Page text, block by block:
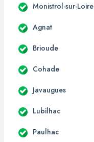
Monistrol-sur-Loire
Agnat
Brioude
Cohade
Javaugues
Lubilhac
Paulhac